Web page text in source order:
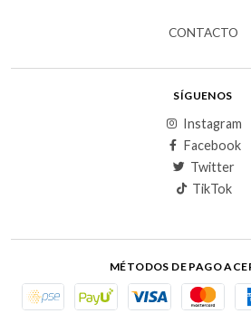
CONTACTO
SÍGUENOS
Instagram
Facebook
Twitter
TikTok
MÉTODOS DE PAGO